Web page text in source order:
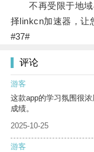
不再受限于地域
择linkcn加速器，让
#37#
评论
游客
这款app的学习氛围很
成绩。
2025-10-25
游客